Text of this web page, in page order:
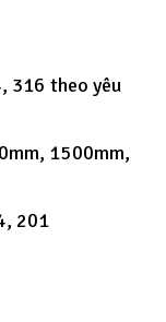
316 theo yêu
1500mm,
201